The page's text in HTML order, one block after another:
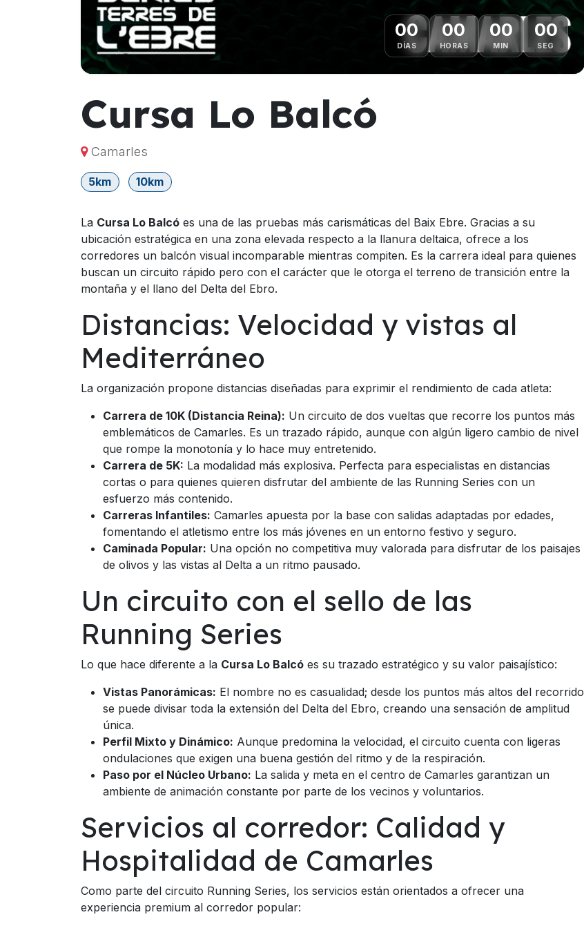
00
DÍAS
00
HORAS
00
MIN
00
SEG
Cursa Lo Balcó
Camarles
5km 10km
La Cursa Lo Balcó es una de las pruebas más carismáticas del Baix Ebre. Gracias a su
ubicación estratégica en una zona elevada respecto a la llanura deltaica, ofrece a los
corredores un balcón visual incomparable mientras compiten. Es la carrera ideal para quienes
buscan un circuito rápido pero con el carácter que le otorga el terreno de transición entre la
montaña y el llano del Delta del Ebro.
Distancias: Velocidad y vistas al
Mediterráneo
La organización propone distancias diseñadas para exprimir el rendimiento de cada atleta:
Carrera de 10K (Distancia Reina): Un circuito de dos vueltas que recorre los puntos más
emblemáticos de Camarles. Es un trazado rápido, aunque con algún ligero cambio de nivel
que rompe la monotonía y lo hace muy entretenido.
Carrera de 5K: La modalidad más explosiva. Perfecta para especialistas en distancias
cortas o para quienes quieren disfrutar del ambiente de las Running Series con un
esfuerzo más contenido.
Carreras Infantiles: Camarles apuesta por la base con salidas adaptadas por edades,
fomentando el atletismo entre los más jóvenes en un entorno festivo y seguro.
Caminada Popular: Una opción no competitiva muy valorada para disfrutar de los paisajes
de olivos y las vistas al Delta a un ritmo pausado.
Un circuito con el sello de las
Running Series
Lo que hace diferente a la Cursa Lo Balcó es su trazado estratégico y su valor paisajístico:
Vistas Panorámicas: El nombre no es casualidad; desde los puntos más altos del recorrido
se puede divisar toda la extensión del Delta del Ebro, creando una sensación de amplitud
única.
Perfil Mixto y Dinámico: Aunque predomina la velocidad, el circuito cuenta con ligeras
ondulaciones que exigen una buena gestión del ritmo y de la respiración.
Paso por el Núcleo Urbano: La salida y meta en el centro de Camarles garantizan un
ambiente de animación constante por parte de los vecinos y voluntarios.
Servicios al corredor: Calidad y
Hospitalidad de Camarles
Como parte del circuito Running Series, los servicios están orientados a ofrecer una
experiencia premium al corredor popular: